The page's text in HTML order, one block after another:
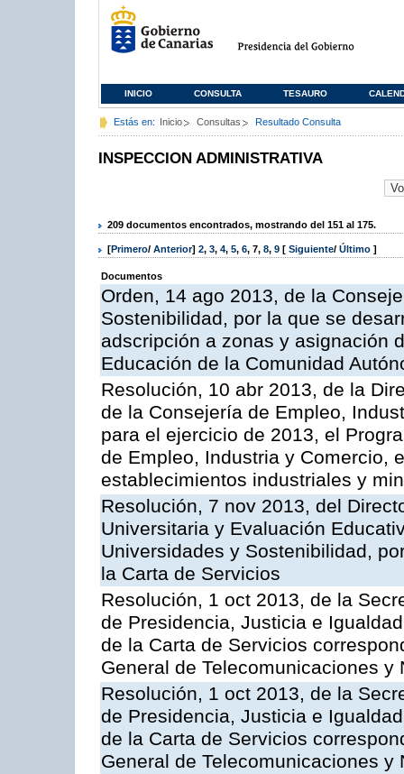
INICIO CONSULTA TESAURO
Estás en: Inicio Consultas Resultado Consulta
INSPECCION ADMINISTRATIVA
209 documentos encontrados, mostrando del 151 al 175.
[Primero/ Anterior] 2, 3, 4, 5, 6, 7, 8, 9 [ Siguiente/ Último ]
Documentos
Orden, 14 ago 2013, de la
Sostenibilidad, por la que se
adscripción a zonas y asignación
Educación de la Comunidad
Resolución, 10 abr 2013, de la
de la Consejería de Empleo,
para el ejercicio de 2013, el
de Empleo, Industria y Comercio,
establecimientos industriales y
Resolución, 7 nov 2013, del
Universitaria y Evaluación
Universidades y Sostenibilidad,
la Carta de Servicios
Resolución, 1 oct 2013, de la
de Presidencia, Justicia e
de la Carta de Servicios
General de Telecomunicaciones y
Resolución, 1 oct 2013, de la
de Presidencia, Justicia e
de la Carta de Servicios
General de Telecomunicaciones y